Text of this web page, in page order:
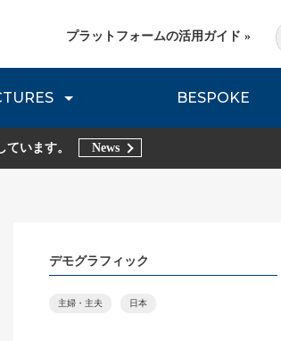
DNVB REPORT TRIBE REPORTS
Planning Method
BESPOKE
プラットフォームの活用ガイド »
います。 News
デモグラフィック
主婦・主夫 日本